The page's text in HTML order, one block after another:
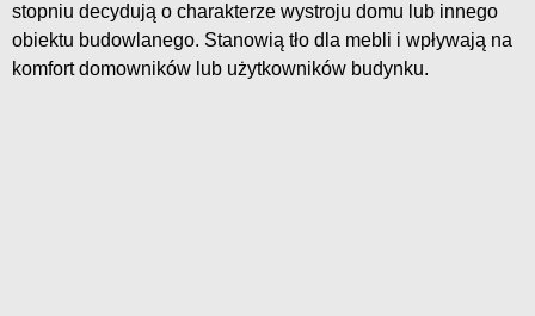
stopniu decydują o charakterze wystroju domu lub innego
obiektu budowlanego. Stanowią tło dla mebli i wpływają na
komfort domowników lub użytkowników budynku.